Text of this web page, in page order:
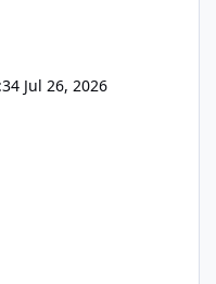
Jul 26, 2026